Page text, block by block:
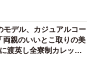
デル、カジュアルコー
親のいいとこ取りの美
渡英し全寮制カレッジ